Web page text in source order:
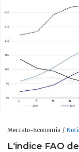
Mercato-Economia
L'indice FAO